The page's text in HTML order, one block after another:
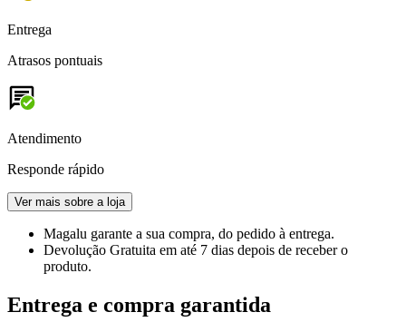
Entrega
Atrasos pontuais
Atendimento
Responde rápido
Ver mais sobre a loja
Magalu garante a sua compra, do pedido à entrega.
Devolução Gratuita em até 7 dias depois de receber o
produto.
Entrega e compra garantida